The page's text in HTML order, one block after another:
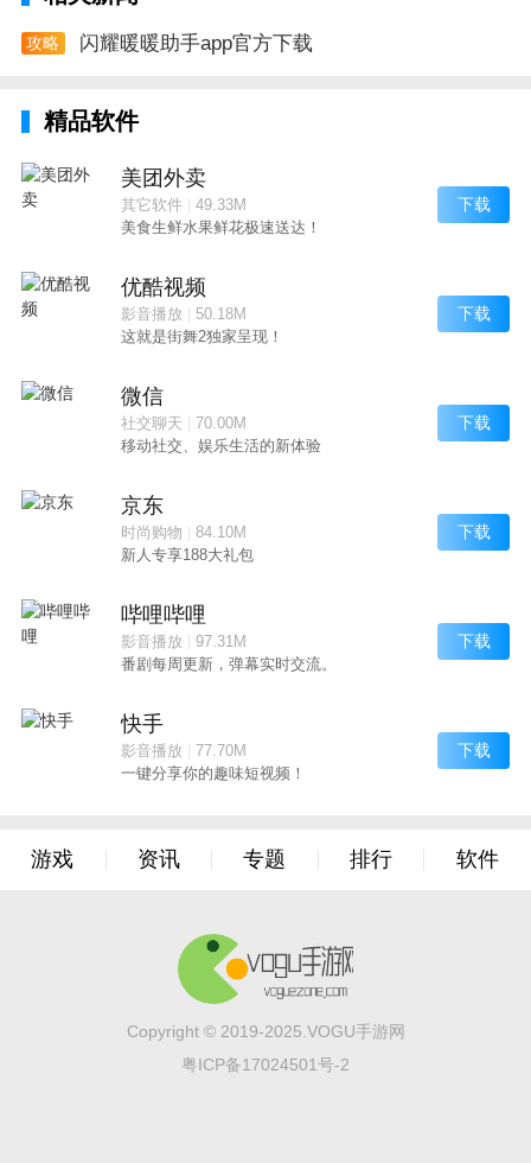
攻略 闪耀暖暖助手app官方下载
精品软件
美团外卖
其它软件| 49.33M
美食生鲜水果鲜花极速送达！
下载
优酷视频
影音播放
50.18M
这就是街舞2独家呈现！
下载
微信
社交聊天
70.00M
移动社交、娱乐生活的新体验
下载
京东
时尚购物
84.10M
新人专享188大礼包
下载
哔哩哔哩
影音播放
97.31M
番剧每周更新，弹幕实时交流。
下载
快手
影音播放
77.70M
一键分享你的趣味短视频！
下载
游戏 资讯 专题 排行 软件
Copyright © 2019-2025.VOGU手游网
粤ICP备17024501号-2